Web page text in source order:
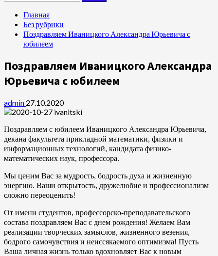
Главная
Без рубрики
Поздравляем Иваницкого Александра Юрьевича с
юбилеем
Поздравляем Иваницкого Александра
Юрьевича с юбилеем
admin 27.10.2020
Поздравляем с юбилеем Иваницкого Александра Юрьевича,
декана факультета прикладной математики, физики и
информационных технологий, кандидата физико-
математических наук, профессора.
Мы ценим Вас за мудрость, бодрость духа и жизненную
энергию. Ваши открытость, дружелюбие и профессионализм
сложно переоценить!
От имени студентов, профессорско-преподавательского
состава поздравляем Вас с днем рождения! Желаем Вам
реализации творческих замыслов, жизненного везения,
бодрого самочувствия и неиссякаемого оптимизма! Пусть
Ваша личная жизнь только вдохновляет Вас к новым